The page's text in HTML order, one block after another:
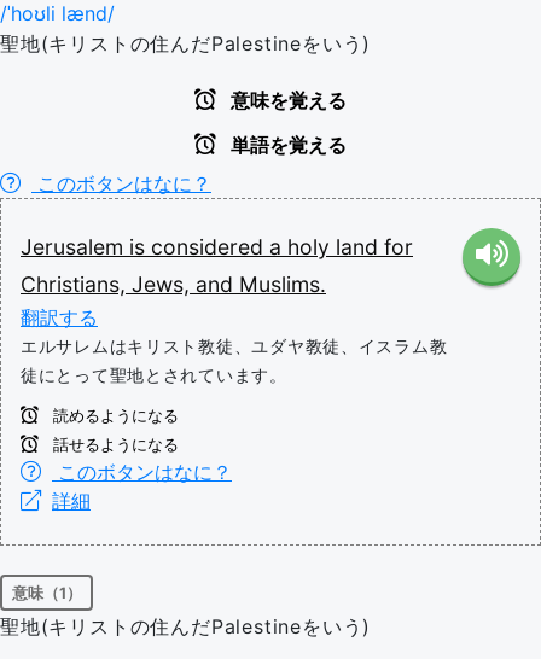
/ˈhoʊli lænd/
聖地(キリストの住んだPalestineをいう)
意味を覚える
単語を覚える
このボタンはなに？
Jerusalem is considered a holy land for
Christians, Jews, and Muslims.
翻訳する
エルサレムはキリスト教徒、ユダヤ教徒、イスラム教
徒にとって聖地とされています。
読めるようになる
話せるようになる
このボタンはなに？
詳細
意味（1）
聖地(キリストの住んだPalestineをいう)